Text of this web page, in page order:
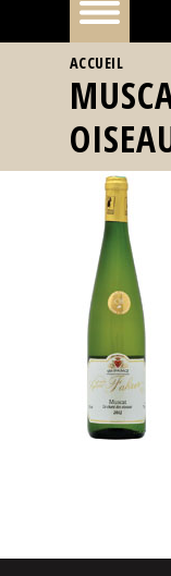
À
une
Nos
événements
Spiritueux
Notes
de
Le
VOUS ÊTES ICI
ACCUEIL